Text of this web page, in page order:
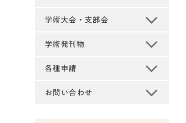
学術大会・支部会
学術発刊物
各種申請
お問い合わせ